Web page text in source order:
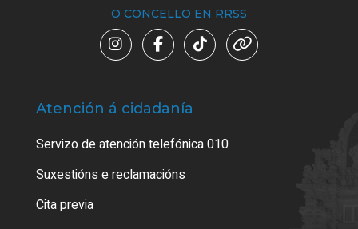
O CONCELLO EN RRSS
Atención á cidadanía
Servizo de atención telefónica 010
Suxestións e reclamacións
Cita previa